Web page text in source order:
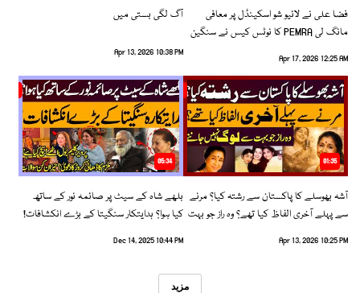
فضا علی نے لائیو شو اسکینڈل پر معافی
مانگ لی PEMRA کا نوٹس کیس نے سنگین
Apr 17, 2026 12:25 AM
آگ لگی بستی میں
Apr 13, 2026 10:38 PM
01:35
آشہ بھوسلے کا پاکستان سے رشتہ کیا؟ مرنے
سے پہلے آخری الفاظ کیا تھے؟ وہ راز جو بہت
Apr 13, 2026 10:25 PM
05:34
بلھے شاہ کے سیٹ پر صائمہ نور کے ساتھ
کیا ہوا؟ ہدایتکار سنگیتا کے بڑے انکشافات!
Dec 14, 2025 10:44 PM
مزید